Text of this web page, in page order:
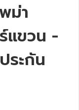
ม่า
แขวน -
ระกัน